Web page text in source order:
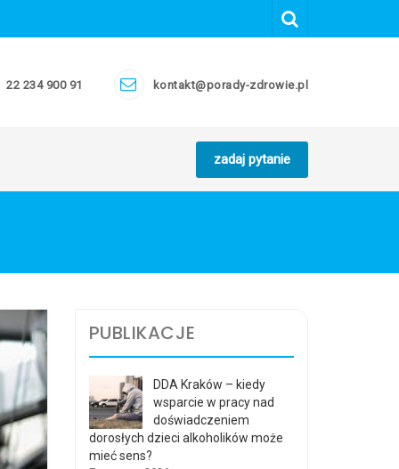
22 234 900 91 kontakt@porady-zdrowie.pl
zadaj pytanie
PUBLIKACJE
DDA Kraków – kiedy
wsparcie w pracy nad
doświadczeniem
dorosłych dzieci alkoholików może
mieć sens?